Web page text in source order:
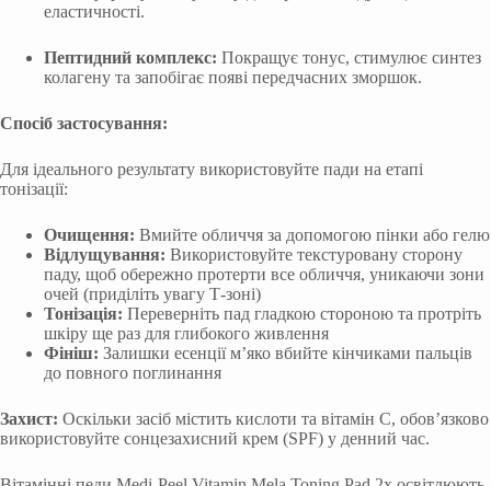
еластичності.
Пептидний комплекс: Покращує тонус, стимулює синтез
колагену та запобігає появі передчасних зморшок.
Спосіб застосування:
Для ідеального результату використовуйте пади на етапі
тонізації:
Очищення: Вмийте обличчя за допомогою пінки або гелю
Відлущування: Використовуйте текстуровану сторону
паду, щоб обережно протерти все обличчя, уникаючи зони
очей (приділіть увагу Т-зоні)
Тонізація: Переверніть пад гладкою стороною та протріть
шкіру ще раз для глибокого живлення
Фініш: Залишки есенції м’яко вбийте кінчиками пальців
до повного поглинання
Захист: Оскільки засіб містить кислоти та вітамін С, обов’язково
використовуйте сонцезахисний крем (SPF) у денний час.